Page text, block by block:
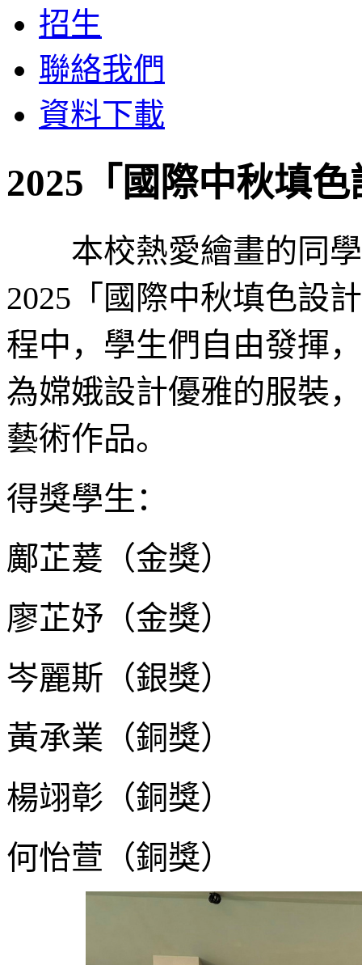
招生
聯絡我們
資料下載
2025「國際中秋填
本校熱愛繪畫的同學
2025「國際中秋填色設
程中，學生們自由發揮
為嫦娥設計優雅的服裝
藝術作品。
得獎學生：
鄺芷萲（金獎）
廖芷妤（金獎）
岑麗斯（銀獎）
黃承業（銅獎）
楊翊彰（銅獎）
何怡萱（銅獎）